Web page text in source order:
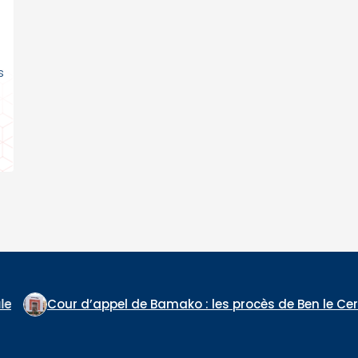
: les procès de Ben le Cerveau, du Commandant